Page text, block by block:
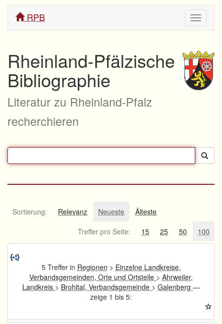
ein/
RPB
Rheinland-Pfälzische
Bibliographie
Literatur zu Rheinland-Pfalz
recherchieren
Sortierung: Relevanz Neueste
Älteste
Treffer pro Seite:
15 25 50 100
5 Treffer in Regionen > Einzelne Landkreise,
Verbandsgemeinden, Orte und Ortsteile > Ahrweiler,
Landkreis > Brohltal, Verbandsgemeinde > Galenberg —
zeige 1 bis 5: